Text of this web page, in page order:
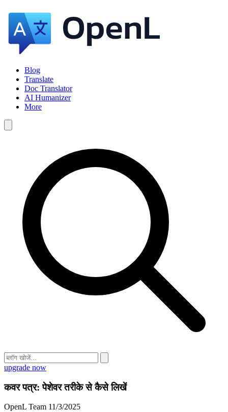
Blog
Translate
Doc Translator
AI Humanizer
More
upgrade now
कवर पत्र: पेशेवर तरीके से कैसे लिखें
OpenL Team 11/3/2025